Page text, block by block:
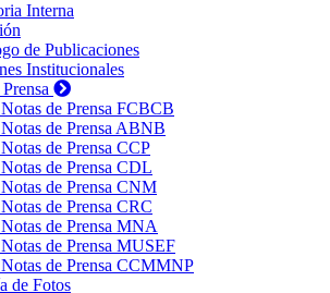
Interna
de Publicaciones
Institucionales
Notas de Prensa FCBCB
Notas de Prensa ABNB
Notas de Prensa CCP
Notas de Prensa CDL
Notas de Prensa CNM
Notas de Prensa CRC
Notas de Prensa MNA
Notas de Prensa MUSEF
Notas de Prensa CCMMNP
de Fotos